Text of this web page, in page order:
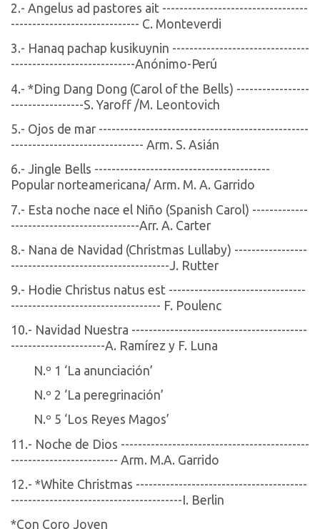
2.- Angelus ad pastores ait ----------------------------------
------------------------------ C. Monteverdi
3.- Hanaq pachap kusikuynin --------------------------------
-----------------------------Anónimo-Perú
4.- *Ding Dang Dong (Carol of the Bells) -----------------
-----------------S. Yaroff /M. Leontovich
5.- Ojos de mar -------------------------------------------------
------------------------------- Arm. S. Asián
6.- Jingle Bells -----------------------------------------
Popular norteamericana/ Arm. M. A. Garrido
7.- Esta noche nace el Niño (Spanish Carol) -------------
------------------------------Arr. A. Carter
8.- Nana de Navidad (Christmas Lullaby) -----------------
-------------------------------------J. Rutter
9.- Hodie Christus natus est --------------------------------
----------------------------------- F. Poulenc
10.- Navidad Nuestra -----------------------------------------
----------------------A. Ramírez y F. Luna
N.º 1 ‘La anunciación’
N.º 2 ‘La peregrinación’
N.º 5 ‘Los Reyes Magos’
11.- Noche de Dios --------------------------------------------
------------------------- Arm. M.A. Garrido
12.- *White Christmas ----------------------------------------
----------------------------------------I. Berlin
*Con Coro Joven